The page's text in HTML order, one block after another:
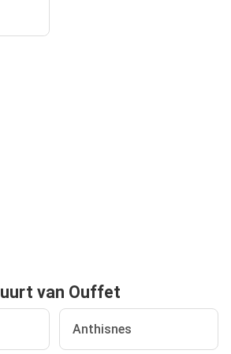
van Ouffet
Anthisnes